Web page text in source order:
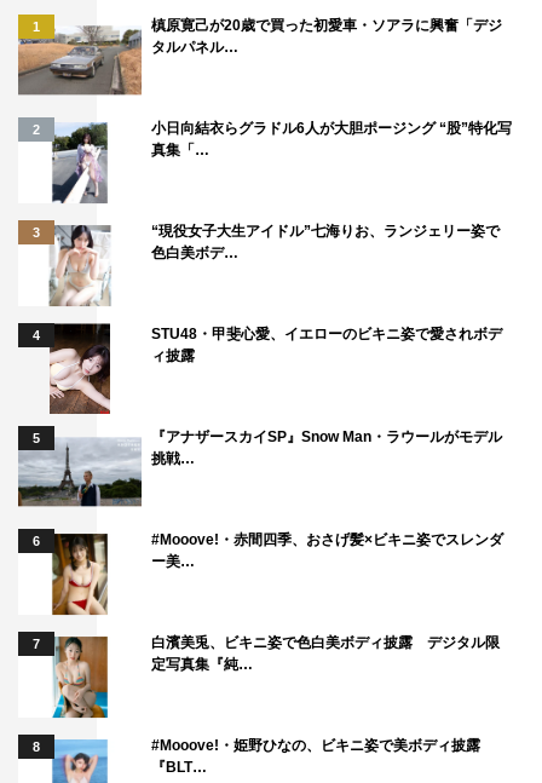
な話らしく、記者も共演多数の久保田磨希からその情報を
聞いていた。だが、4月末にクランクインしてから約2カ月
は皆無だったのだ。これまで、ロケ地として使用してきた
のがビルが密集するオフィス街や閑静な住宅街だったた
「今回はないかもしれないな」。そんな声がスタッフから
も聞こえ始めていた中、ついに伝説の崖ロケで念願の差し
入れがかなえられたかたちとなった。 いや、むしろ崖＋
カフェ・カーというこれ以上ないビッグサプライズに、共
演者とスタッフ全員の士気は最高潮となったのは間違いな
い。
さらに“崖の上の船越”の真骨頂は、現場でも発揮された。
撮影を行い、「ここがわが職場」「ここは自分のテリトリ
ー」と自認するだけあって、船越の “崖マスター”ぶりは、
シーンを撮り進めて、カメラマンが次のカメラ位置を決め
ている時にも「あ、こっちは少し降りても大丈夫です
よ！」「あそこから向こうは危ないから、絶対行っちゃい
けません」とアドバイス。現場に居るスタッフの誰より
1
槙原寛己が20歳で買った初愛車・ソアラに興奮「デジ
タルパネル…
2
小日向結衣らグラドル6人が大胆ポージング “股”特化写
真集「…
3
“現役女子大生アイドル”七海りお、ランジェリー姿で
色白美ボデ…
4
STU48・甲斐心愛、イエローのビキニ姿で愛されボデ
ィ披露
5
『アナザースカイSP』Snow Man・ラウールがモデル
挑戦…
6
#Mooove!・赤間四季、おさげ髪×ビキニ姿でスレンダ
ー美…
7
白濱美兎、ビキニ姿で色白美ボディ披露 デジタル限
定写真集『純…
8
#Mooove!・姫野ひなの、ビキニ姿で美ボディ披露
『BLT…